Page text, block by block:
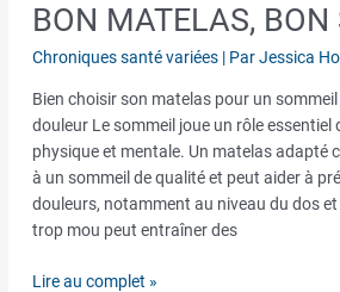
BON MATELAS,
Chroniques santé variées | ParJessica
Bien choisir son matelas pour un
douleur Le sommeil joue un rôle essentiel
physique et mentale. Un matelas adapté
à un sommeil de qualité et peut aider à
douleurs, notamment au niveau du dos
trop mou peut entraîner des
Bon
bon
sommeil
!
Lire au complet »